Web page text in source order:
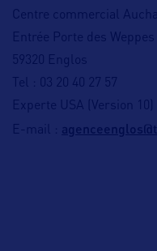
Centre commercial
Entrée Porte des Weppes
59320 Englos
Tel : 03 20 40 27 57
Experte USA (Version
E-mail :